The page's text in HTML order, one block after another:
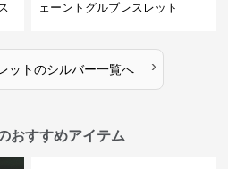
ェーントグルブレスレット
ットのシルバー一覧へ ›
おすすめアイテム